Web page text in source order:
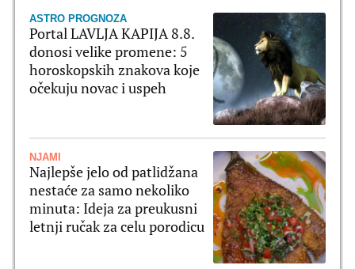
ASTRO PROGNOZA
Portal LAVLJA KAPIJA 8.8.
donosi velike promene: 5
horoskopskih znakova koje
očekuju novac i uspeh
NJAMI
Najlepše jelo od patlidžana
nestaće za samo nekoliko
minuta: Ideja za preukusni
letnji ručak za celu porodicu